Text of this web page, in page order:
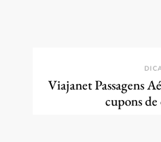
Viajanet Passagens
cupons